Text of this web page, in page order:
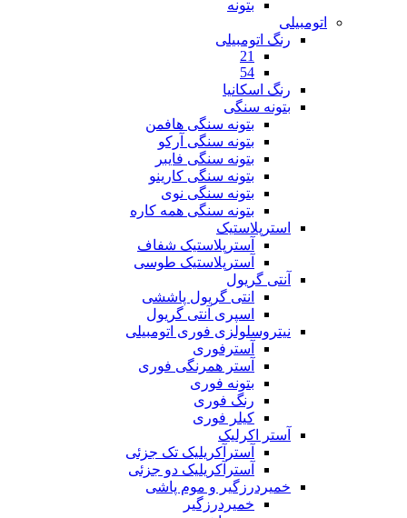
بتونه
اتومبیلی
رنگ اتومبیلی
21
54
رنگ اسکانیا
بتونه سنگی
بتونه سنگی هافمن
بتونه سنگی آرکو
بتونه سنگی فایبر
بتونه سنگی کارینو
بتونه سنگی نوی
بتونه سنگی همه کاره
استرپلاستیک
آسترپلاستیک شفاف
آسترپلاستیک طوسی
آنتی گریول
انتی گریول پاششی
اسپری آنتی گریول
نیتروسلولزی فوری اتومبیلی
آسترفوری
آستر همرنگی فوری
بتونه فوری
رنگ فوری
کیلر فوری
آستر اکرلیک
آسترآکریلیک تک جزئی
آسترآکریلیک دو جزئی
خمیردرزگیر و موم پاشی
خمیردرزگیر